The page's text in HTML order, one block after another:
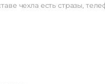
чехла есть стразы,